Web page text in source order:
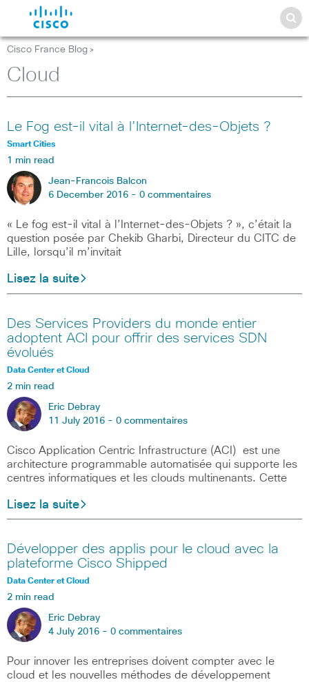
Cisco France Blog >
Cloud
Le Fog est-il vital à l’Internet-des-Objets ?
Smart Cities
1 min read
Jean-Francois Balcon
6 December 2016 - 0 commentaires
« Le fog est-il vital à l’Internet-des-Objets ? », c’était la
question posée par Chekib Gharbi, Directeur du CITC de
Lille, lorsqu’il m’invitait
Lisez la suite
Des Services Providers du monde entier
adoptent ACI pour offrir des services SDN
évolués
Data Center et Cloud
2 min read
Eric Debray
11 July 2016 - 0 commentaires
Cisco Application Centric Infrastructure (ACI) est une
architecture programmable automatisée qui supporte les
centres informatiques et les clouds multinenants. Cette
Lisez la suite
Développer des applis pour le cloud avec la
plateforme Cisco Shipped
Data Center et Cloud
2 min read
Eric Debray
4 July 2016 - 0 commentaires
Pour innover les entreprises doivent compter avec le
cloud et les nouvelles méthodes de développement